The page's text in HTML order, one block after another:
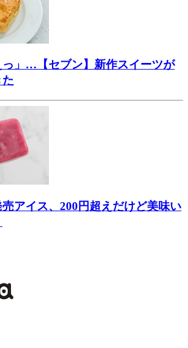
っ」…【セブン】新作スイーツが
売アイス、200円超えだけど美味い